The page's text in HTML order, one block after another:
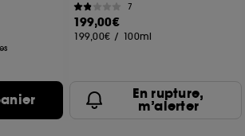
7
199,00€
199,00€ / 100ml
En rupture,
m’alerter